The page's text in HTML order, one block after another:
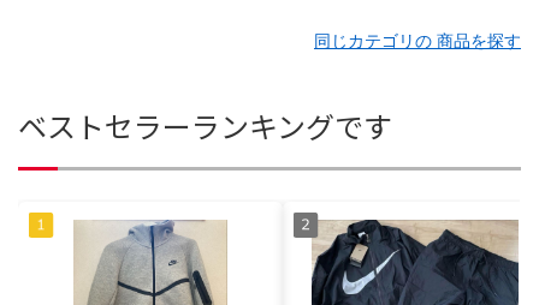
同じカテゴリの 商品を探す
ベストセラーランキングです